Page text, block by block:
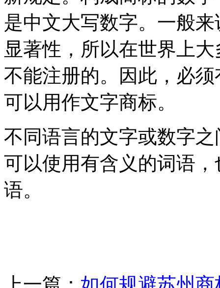
是中文大写数字。一般
显著性，所以在世界上
不能注册的。因此，必
可以用作文字商标。
不同语言的文字或数字
可以使用有含义的词语
语。